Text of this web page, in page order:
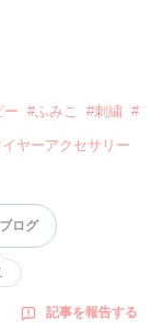
ー #ふみこ #刺繍 #
イヤーアクセサリー
ログ
記事を報告する